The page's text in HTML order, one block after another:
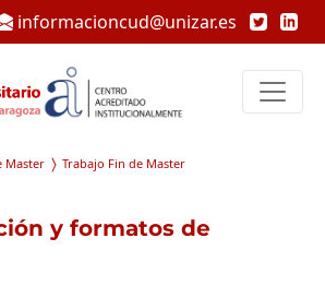
informacioncud@unizar.es
Master Trabajo Fin de Master
y formatos de